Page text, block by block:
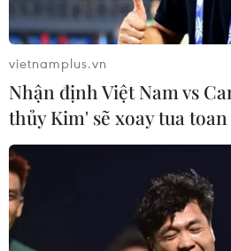
vietnamplus.vn
Nhận định Việt Nam vs
thủy Kim' sẽ xoay tua